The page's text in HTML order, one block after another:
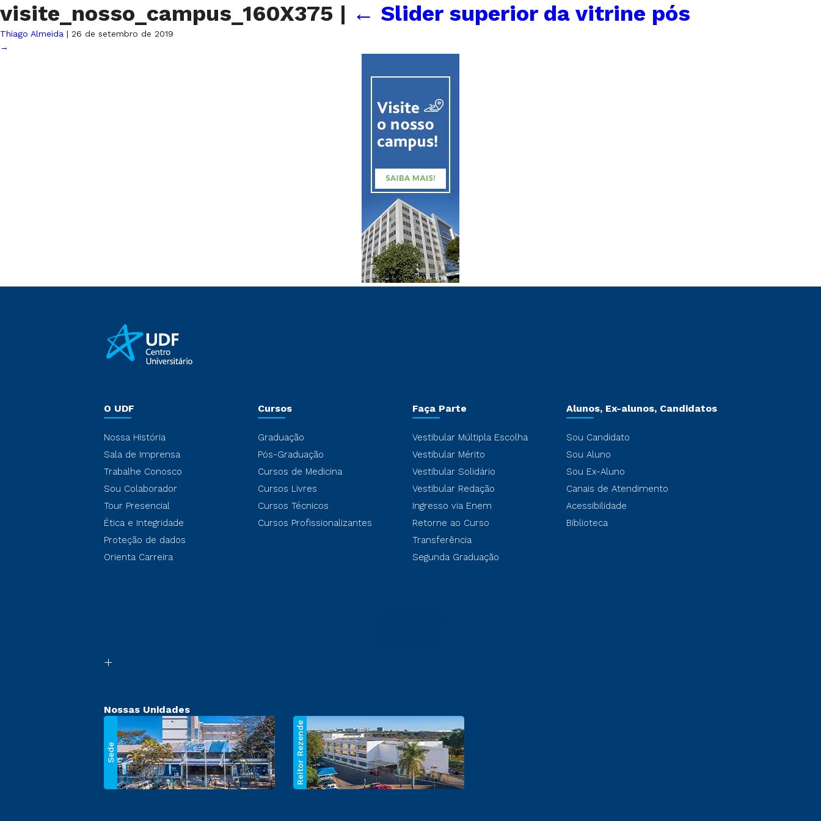
visite_nosso_campus_160X375 | ← Slider superior da vitrine pós
Thiago Almeida | 26 de setembro de 2019
→
O UDF
Nossa História
Sala de Imprensa
Trabalhe Conosco
Sou Colaborador
Tour Presencial
Ética e Integridade
Proteção de dados
Orienta Carreira
Cursos
Graduação
Pós-Graduação
Cursos de Medicina
Cursos Livres
Cursos Técnicos
Cursos Profissionalizantes
Faça Parte
Vestibular Múltipla Escolha
Vestibular Mérito
Vestibular Solidário
Vestibular Redação
Ingresso via Enem
Retorne ao Curso
Transferência
Segunda Graduação
Alunos, Ex-alunos, Candidatos
Sou Candidato
Sou Aluno
Sou Ex-Aluno
Canais de Atendimento
Acessibilidade
Biblioteca
Nossas Unidades
Sede Reitor Rezende